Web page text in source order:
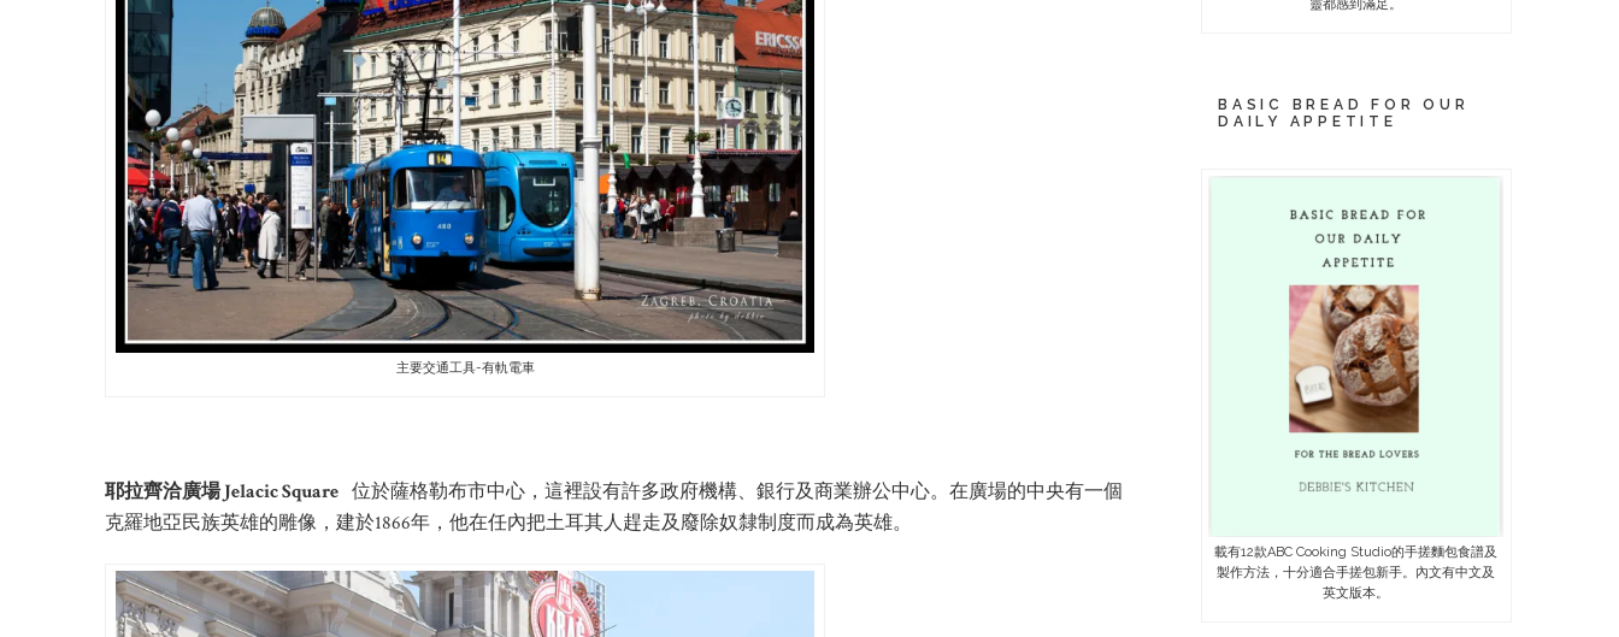
主要交通工具-有軌電車
耶拉齊洽廣場 Jelacic Square 位於薩格勒布市中心，這裡設有許多政府機構、銀行及商業辦公中心。在廣場的中央有一個
克羅地亞民族英雄的雕像，建於1866年，他在任內把土耳其人趕走及廢除奴隸制度而成為英雄。
靈都感到滿足。
BASIC BREAD FOR OUR
DAILY APPETITE
載有12款ABC Cooking Studio的手搓麵包食譜及
製作方法，十分適合手搓包新手。內文有中文及
英文版本。